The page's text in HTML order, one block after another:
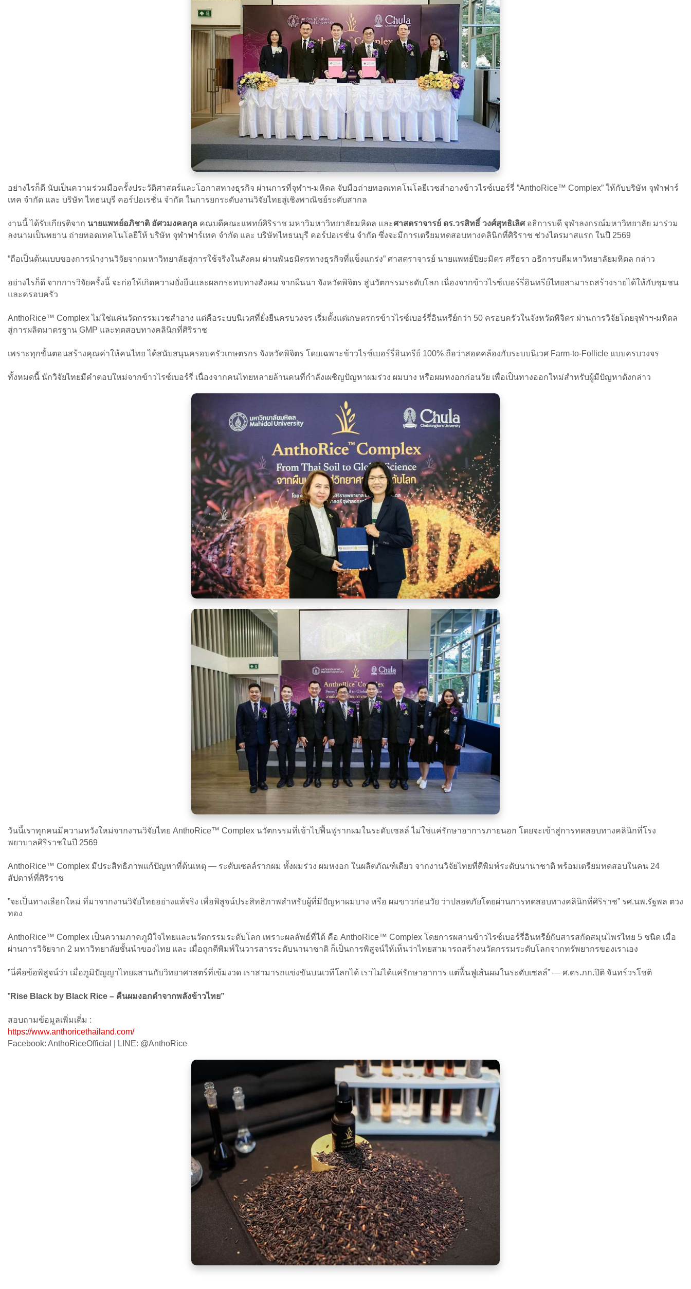
อย่างไรก็ดี นับเป็นความร่วมมือครั้งประวัติศาสตร์และโอกาสทางธุรกิจ ผ่านการที่จุฬาฯ-มหิดล จับมือถ่ายทอดเทคโนโลยีเวชสำอางข้าวไรซ์เบอร์รี่ ”AnthoRice™ Complex” ให้กับบริษัท จุฬาฟาร์
เทค จำกัด และ บริษัท ไทธนบุรี คอร์ปอเรชั่น จำกัด ในการยกระดับงานวิจัยไทยสู่เชิงพาณิชย์ระดับสากล
งานนี้ ได้รับเกียรติจาก นายแพทย์อภิชาติ อัศวมงคลกุล คณบดีคณะแพทย์ศิริราช มหาวิมหาวิทยาลัยมหิดล และศาสตราจารย์ ดร.วรสิทธิ์ วงศ์สุทธิเลิศอธิการบดี จุฬาลงกรณ์มหาวิทยาลัย มาร่วม
ลงนามเป็นพยาน ถ่ายทอดเทคโนโลยีให้ บริษัท จุฬาฟาร์เทค จำกัด และ บริษัทไทธนบุรี คอร์ปอเรชั่น จำกัด ซึ่งจะมีการเตรียมทดสอบทางคลินิกที่ศิริราช ช่วงไตรมาสแรก ในปี 2569
”ถือเป็นต้นแบบของการนำงานวิจัยจากมหาวิทยาลัยสู่การใช้จริงในสังคม ผ่านพันธมิตรทางธุรกิจที่แข็งแกร่ง” ศาสตราจารย์ นายแพทย์ปิยะมิตร ศรีธรา อธิการบดีมหาวิทยาลัยมหิดล กล่าว
อย่างไรก็ดี จากการวิจัยครั้งนี้ จะก่อให้เกิดความยั่งยืนและผลกระทบทางสังคม จากผืนนา จังหวัดพิจิตร สู่นวัตกรรมระดับโลก เนื่องจากข้าวไรซ์เบอร์รี่อินทรีย์ไทยสามารถสร้างรายได้ให้กับชุมชน
และครอบครัว
AnthoRice™ Complex ไม่ใช่แค่นวัตกรรมเวชสำอาง แต่คือระบบนิเวศที่ยั่งยืนครบวงจร เริ่มตั้งแต่เกษตรกรข้าวไรซ์เบอร์รี่อินทรีย์กว่า 50 ครอบครัวในจังหวัดพิจิตร ผ่านการวิจัยโดยจุฬาฯ-มหิดล
สู่การผลิตมาตรฐาน GMP และทดสอบทางคลินิกที่ศิริราช
เพราะทุกขั้นตอนสร้างคุณค่าให้คนไทย ได้สนับสนุนครอบครัวเกษตรกร จังหวัดพิจิตร โดยเฉพาะข้าวไรซ์เบอร์รี่อินทรีย์ 100% ถือว่าสอดคล้องกับระบบนิเวศ Farm-to-Follicle แบบครบวงจร
ทั้งหมดนี้ นักวิจัยไทยมีคำตอบใหม่จากข้าวไรซ์เบอร์รี่ เนื่องจากคนไทยหลายล้านคนที่กำลังเผชิญปัญหาผมร่วง ผมบาง หรือผมหงอกก่อนวัย เพื่อเป็นทางออกใหม่สำหรับผู้มีปัญหาดังกล่าว
วันนี้เราทุกคนมีความหวังใหม่จากงานวิจัยไทย AnthoRice™ Complex นวัตกรรมที่เข้าไปฟื้นฟูรากผมในระดับเซลล์ ไม่ใช่แค่รักษาอาการภายนอก โดยจะเข้าสู่การทดสอบทางคลินิกที่โรง
พยาบาลศิริราชในปี 2569
AnthoRice™ Complex มีประสิทธิภาพแก้ปัญหาที่ต้นเหตุ — ระดับเซลล์รากผม ทั้งผมร่วง ผมหงอก ในผลิตภัณฑ์เดียว จากงานวิจัยไทยที่ตีพิมพ์ระดับนานาชาติ พร้อมเตรียมทดสอบในคน 24
สัปดาห์ที่ศิริราช
”จะเป็นทางเลือกใหม่ ที่มาจากงานวิจัยไทยอย่างแท้จริง เพื่อพิสูจน์ประสิทธิภาพสำหรับผู้ที่มีปัญหาผมบาง หรือ ผมขาวก่อนวัย ว่าปลอดภัยโดยผ่านการทดสอบทางคลินิกที่ศิริราช” รศ.นพ.รัฐพล ตวง
ทอง
AnthoRice™ Complex เป็นความภาคภูมิใจไทยและนวัตกรรมระดับโลก เพราะผลลัพธ์ที่ได้ คือ AnthoRice™ Complex โดยการผสานข้าวไรซ์เบอร์รี่อินทรีย์กับสารสกัดสมุนไพรไทย 5 ชนิด เมื่อ
ผ่านการวิจัยจาก 2 มหาวิทยาลัยชั้นนำของไทย และ เมื่อถูกตีพิมพ์ในวารสารระดับนานาชาติ ก็เป็นการพิสูจน์ให้เห็นว่าไทยสามารถสร้างนวัตกรรมระดับโลกจากทรัพยากรของเราเอง
”นี่คือข้อพิสูจน์ว่า เมื่อภูมิปัญญาไทยผสานกับวิทยาศาสตร์ที่เข้มงวด เราสามารถแข่งขันบนเวทีโลกได้ เราไม่ได้แค่รักษาอาการ แต่ฟื้นฟูเส้นผมในระดับเซลล์” — ศ.ดร.ภก.ปิติ จันทร์วรโชติ
”Rise Black by Black Rice – คืนผมงอกดำจากพลังข้าวไทย”
สอบถามข้อมูลเพิ่มเติ่ม :
https://www.anthoricethailand.com/
Facebook: AnthoRiceOfficial | LINE: @AnthoRice